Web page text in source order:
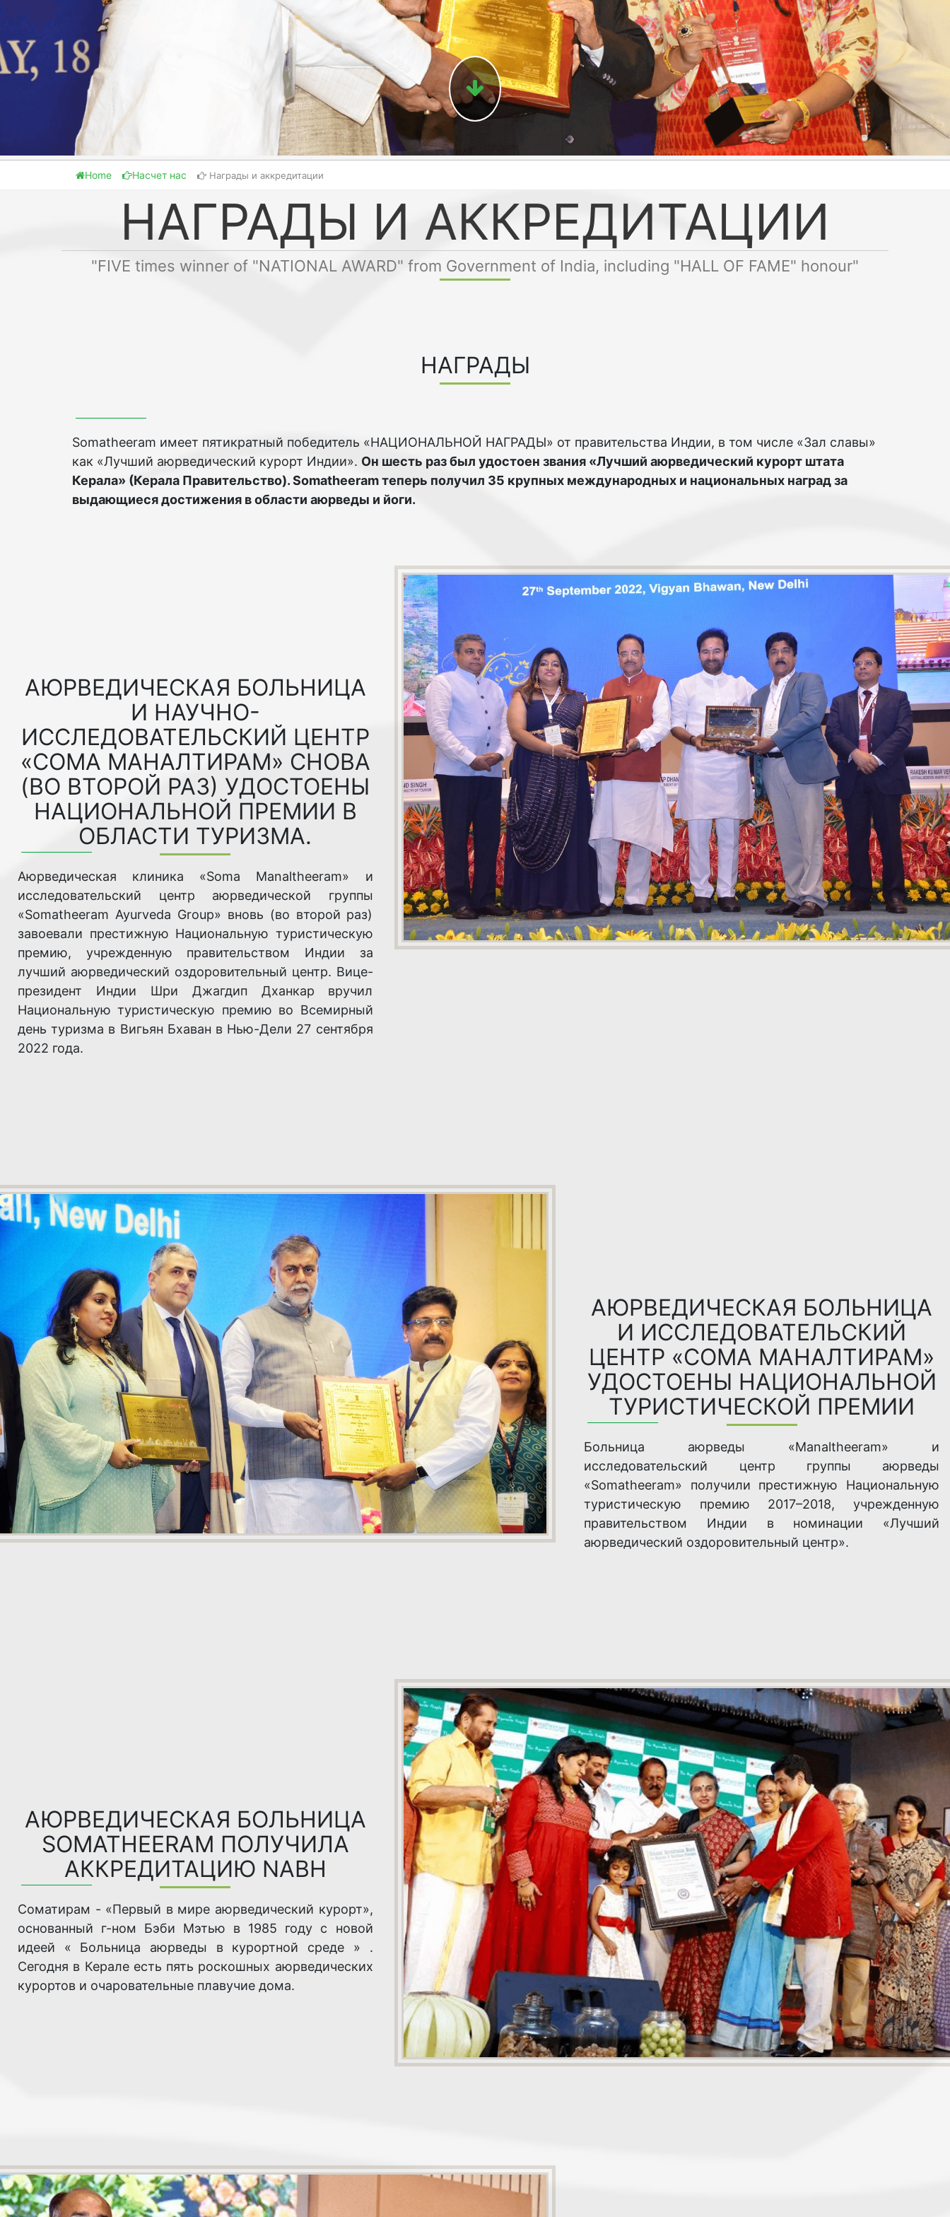
Home Насчет нас Награды и аккредитации
НАГРАДЫ И АККРЕДИТАЦИИ
"FIVE times winner of "NATIONAL AWARD" from Government of India, including "HALL OF FAME" honour"
НАГРАДЫ
Somatheeram имеет пятикратный победитель «НАЦИОНАЛЬНОЙ НАГРАДЫ» от правительства Индии, в том числе «Зал славы»
как «Лучший аюрведический курорт Индии». Он шесть раз был удостоен звания «Лучший аюрведический курорт штата
Керала» (Керала Правительство). Somatheeram теперь получил 35 крупных международных и национальных наград за
выдающиеся достижения в области аюрведы и йоги.
АЮРВЕДИЧЕСКАЯ БОЛЬНИЦА
И НАУЧНО-
ИССЛЕДОВАТЕЛЬСКИЙ ЦЕНТР
«СОМА МАНАЛТИРАМ» СНОВА
(ВО ВТОРОЙ РАЗ) УДОСТОЕНЫ
НАЦИОНАЛЬНОЙ ПРЕМИИ В
ОБЛАСТИ ТУРИЗМА.
Аюрведическая клиника «Soma Manaltheeram» и
исследовательский центр аюрведической группы
«Somatheeram Ayurveda Group» вновь (во второй раз)
завоевали престижную Национальную туристическую
премию, учрежденную правительством Индии за
лучший аюрведический оздоровительный центр. Вице-
президент Индии Шри Джагдип Дханкар вручил
Национальную туристическую премию во Всемирный
день туризма в Вигьян Бхаван в Нью-Дели 27 сентября
2022 года.
АЮРВЕДИЧЕСКАЯ БОЛЬНИЦА
И ИССЛЕДОВАТЕЛЬСКИЙ
ЦЕНТР «СОМА МАНАЛТИРАМ»
УДОСТОЕНЫ НАЦИОНАЛЬНОЙ
ТУРИСТИЧЕСКОЙ ПРЕМИИ
Больница аюрведы «Manaltheeram» и
исследовательский центр группы аюрведы
«Somatheeram» получили престижную Национальную
туристическую премию 2017–2018, учрежденную
правительством Индии в номинации «Лучший
аюрведический оздоровительный центр».
АЮРВЕДИЧЕСКАЯ БОЛЬНИЦА
SOMATHEERAM ПОЛУЧИЛА
АККРЕДИТАЦИЮ NABH
Соматирам - «Первый в мире аюрведический курорт»,
основанный г-ном Бэби Мэтью в 1985 году с новой
идеей « Больница аюрведы в курортной среде » .
Сегодня в Керале есть пять роскошных аюрведических
курортов и очаровательные плавучие дома.